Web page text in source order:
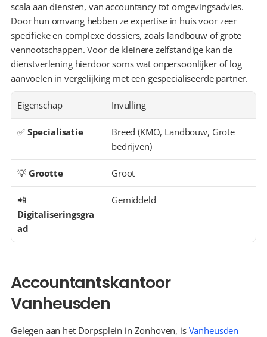
scala aan diensten, van accountancy tot omgevingsadvies.
Door hun omvang hebben ze expertise in huis voor zeer
specifieke en complexe dossiers, zoals landbouw of grote
vennootschappen. Voor de kleinere zelfstandige kan de
dienstverlening hierdoor soms wat onpersoonlijker of log
aanvoelen in vergelijking met een gespecialiseerde partner.
Eigenschap Invulling
✅ Specialisatie
Breed (KMO, Landbouw, Grote
bedrijven)
💡 Grootte Groot
Digitaliseringsgra
ad
Gemiddeld
Accountantskantoor
Vanheusden
Gelegen aan het Dorpsplein in Zonhoven, is Vanheusden